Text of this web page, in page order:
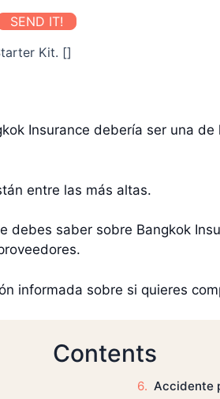
SEND IT!
Kit. []
Insurance debería ser una
entre las más altas.
debes saber sobre Bangkok
informada sobre si quieres
Contents
Accidente